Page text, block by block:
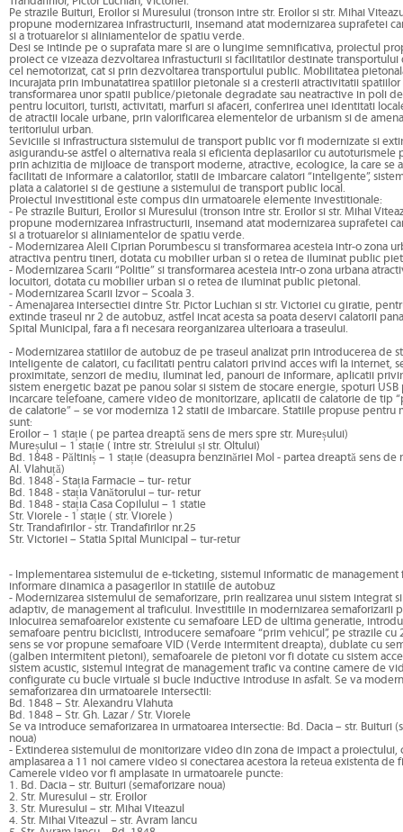
Pe strazile Buituri, Eroilor si Muresului (tronson intre str. Eroilor si str. Mihai
propune modernizarea infrastructurii, insemand atat modernizarea suprafetei
si a trotuarelor si aliniamentelor de spatiu verde.
Desi se intinde pe o suprafata mare si are o lungime semnificativa, proiectul
proiect ce vizeaza dezvoltarea infrastucturii si facilitatilor destinate transportului
cel nemotorizat, cat si prin dezvoltarea transportului public. Mobilitatea
incurajata prin imbunatatirea spatiilor pietonale si a cresterii atractivitatii
transformarea unor spatii publice/pietonale degradate sau neatractive in poli
pentru locuitori, turisti, activitati, marfuri si afaceri, conferirea unei identitati
de atractii locale urbane, prin valorificarea elementelor de urbanism si de
teritoriului urban.
Seviciile si infrastructura sistemului de transport public vor fi modernizate si
asigurandu-se astfel o alternativa reala si eficienta deplasarilor cu autoturismele
prin achizitia de mijloace de transport moderne, atractive, ecologice, la care se
facilitati de informare a calatorilor, statii de imbarcare calatori “inteligente”,
plata a calatoriei si de gestiune a sistemului de transport public local.
Proiectul investitional este compus din urmatoarele elemente investitionale:
- Pe strazile Buituri, Eroilor si Muresului (tronson intre str. Eroilor si str. Mihai
propune modernizarea infrastructurii, insemand atat modernizarea suprafetei
si a trotuarelor si aliniamentelor de spatiu verde.
- Modernizarea Aleii Ciprian Porumbescu si transformarea acesteia intr-o zona
atractiva pentru tineri, dotata cu mobilier urban si o retea de iluminat public
- Modernizarea Scarii “Politie” si transformarea acesteia intr-o zona urbana
locuitori, dotata cu mobilier urban si o retea de iluminat public pietonal.
- Modernizarea Scarii Izvor – Scoala 3.
- Amenajarea intersectiei dintre Str. Pictor Luchian si str. Victoriei cu giratie,
extinde traseul nr 2 de autobuz, astfel incat acesta sa poata deservi calatorii
Spital Municipal, fara a fi necesara reorganizarea ulterioara a traseului.
- Modernizarea statiilor de autobuz de pe traseul analizat prin introducerea de
inteligente de calatori, cu facilitati pentru calatori privind acces wifi la internet,
proximitate, senzori de mediu, iluminat led, panouri de informare, aplicatii
sistem energetic bazat pe panou solar si sistem de stocare energie, spoturi USB
incarcare telefoane, camere video de monitorizare, aplicatii de calatorie de tip
de calatorie” – se vor moderniza 12 statii de imbarcare. Statiile propuse pentru
sunt:
Eroilor – 1 stație ( pe partea dreaptă sens de mers spre str. Mureșului)
Mureșului – 1 stație ( între str. Streiului și str. Oltului)
Bd. 1848 - Păltiniș – 1 stație (deasupra benzinăriei Mol - partea dreaptă sens de
Al. Vlahuță)
Bd. 1848 - Stația Farmacie – tur- retur
Bd. 1848 - stația Vânătorului – tur- retur
Bd. 1848 - stația Casa Copilului – 1 statie
Str. Viorele - 1 stație ( str. Viorele )
Str. Trandafirilor - str. Trandafirilor nr.25
Str. Victoriei – Statia Spital Municipal – tur-retur
- Implementarea sistemului de e-ticketing, sistemul informatic de management
informare dinamica a pasagerilor in statiile de autobuz
- Modernizarea sistemului de semaforizare, prin realizarea unui sistem integrat
adaptiv, de management al traficului. Investitiile in modernizarea semaforizarii
inlocuirea semafoarelor existente cu semafoare LED de ultima generatie,
semafoare pentru biciclisti, introducere semafoare “prim vehicul”, pe strazile cu
sens se vor propune semafoare VID (Verde intermitent dreapta), dublate cu
(galben intermitent pietoni), semafoarele de pietoni vor fi dotate cu sistem
sistem acustic, sistemul integrat de management trafic va contine camere de
configurate cu bucle virtuale si bucle inductive introduse in asfalt. Se va
semaforizarea din urmatoarele intersectii:
Bd. 1848 – Str. Alexandru Vlahuta
Bd. 1848 – Str. Gh. Lazar / Str. Viorele
Se va introduce semaforizarea in urmatoarea intersectie: Bd. Dacia – str. Buituri
noua)
- Extinderea sistemului de monitorizare video din zona de impact a proiectului,
amplasarea a 11 noi camere video si conectarea acestora la reteua existenta de
Camerele video vor fi amplasate in urmatoarele puncte:
1. Bd. Dacia – str. Buituri (semaforizare noua)
2. Str. Muresului – str. Eroilor
3. Str. Muresului – str. Mihai Viteazul
4. Str. Mihai Viteazul – str. Avram Iancu